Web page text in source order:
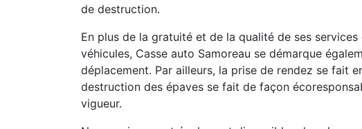
de destruction.
En plus de la gratuité et de la qualité de ses services
véhicules, Casse auto Samoreau se démarque
déplacement. Par ailleurs, la prise de rendez se fait
destruction des épaves se fait de façon
vigueur.